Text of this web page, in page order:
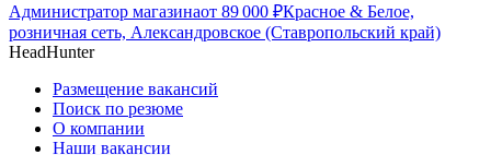
Администратор магазинаот 89 000 ₽Красное & Белое,
розничная сеть, Александровское (Ставропольский край)
HeadHunter
Размещение вакансий
Поиск по резюме
О компании
Наши вакансии